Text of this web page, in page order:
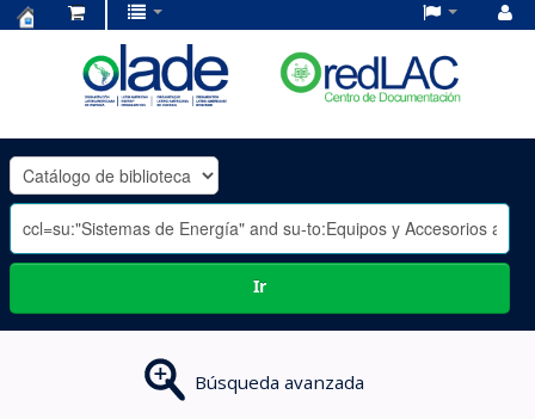
OLADE
-
Ir
Búsqueda avanzada